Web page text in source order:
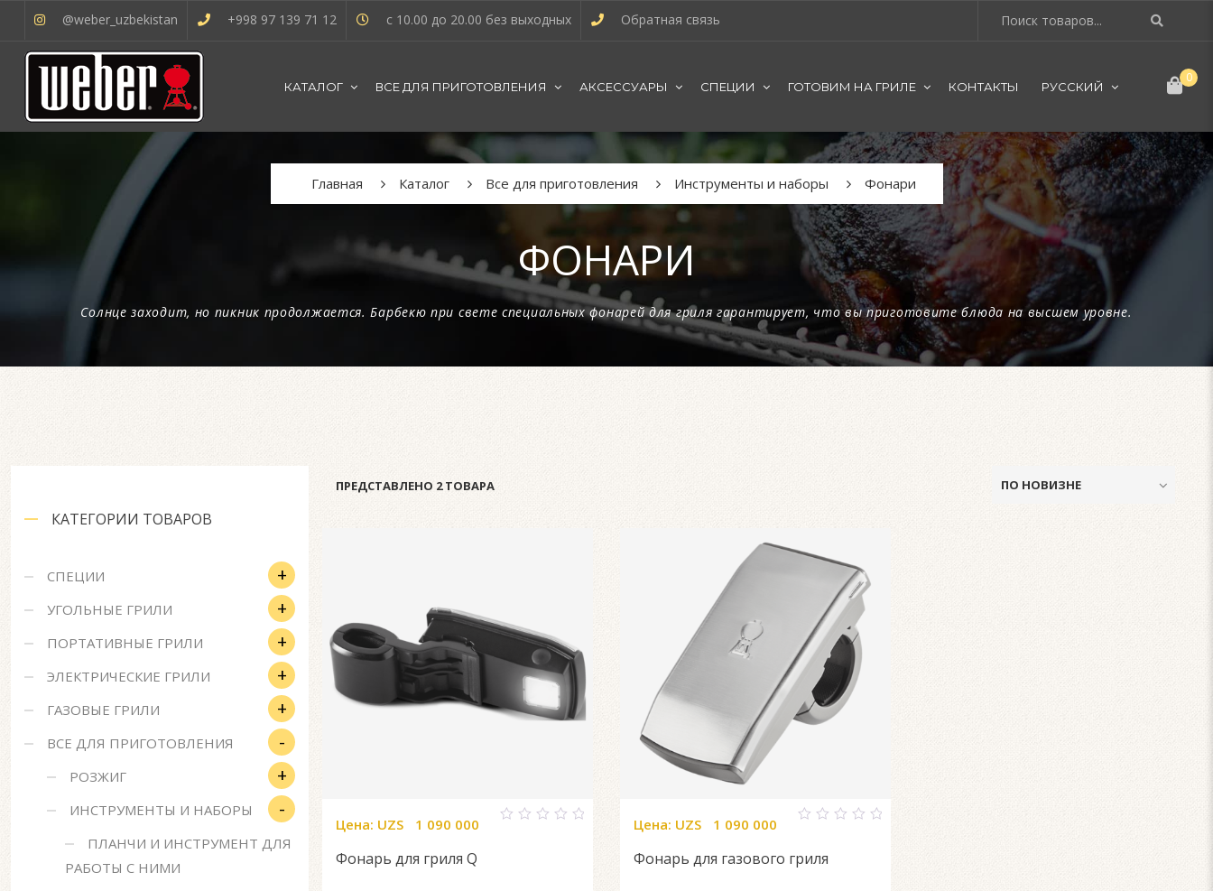
@weber_uzbekistan +998 97 139 71 12 с 10.00 до 20.00 без выходных Обратная связь
КАТАЛОГ ВСЕ ДЛЯ ПРИГОТОВЛЕНИЯ АКСЕССУАРЫ СПЕЦИИ ГОТОВИМ НА ГРИЛЕ КОНТАКТЫ РУССКИЙ
0
ФОНАРИ
Солнце заходит, но пикник продолжается. Барбекю при свете специальных фонарей для гриля гарантирует, что вы приготовите блюда на высшем уровне.
Главная Каталог Все для приготовления Инструменты и наборы Фонари
КАТЕГОРИИ ТОВАРОВ
СПЕЦИИ +
УГОЛЬНЫЕ ГРИЛИ +
ПОРТАТИВНЫЕ ГРИЛИ +
ЭЛЕКТРИЧЕСКИЕ ГРИЛИ +
ГАЗОВЫЕ ГРИЛИ +
ВСЕ ДЛЯ ПРИГОТОВЛЕНИЯ
РОЗЖИГ
+
ИНСТРУМЕНТЫ И НАБОРЫ
ПЛАНЧИ И ИНСТРУМЕНТ ДЛЯ
РАБОТЫ С НИМИ
-
-
ПРЕДСТАВЛЕНО 2 ТОВАРА
Цена: UZS 1 090 000
Фонарь для гриля Q
of
Цена: UZS 1 090 000
Фонарь для газового гриля